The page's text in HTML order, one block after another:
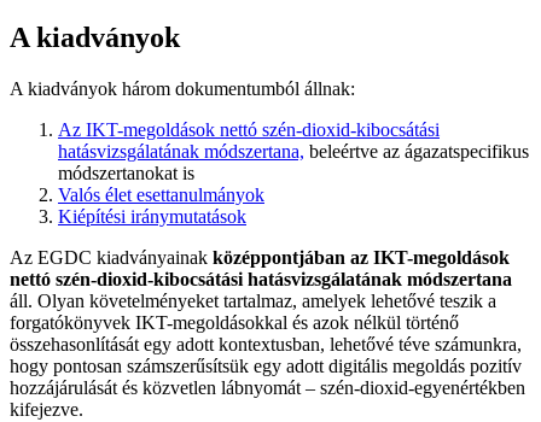
A kiadványok
A kiadványok három dokumentumból állnak:
Az IKT-megoldások nettó szén-dioxid-kibocsátási
hatásvizsgálatának módszertana, beleértve az ágazatspecifikus
módszertanokat is
Valós élet esettanulmányok
Kiépítési iránymutatások
Az EGDC kiadványainak középpontjában az IKT-megoldások
nettó szén-dioxid-kibocsátási hatásvizsgálatának módszertana
áll. Olyan követelményeket tartalmaz, amelyek lehetővé teszik a
forgatókönyvek IKT-megoldásokkal és azok nélkül történő
összehasonlítását egy adott kontextusban, lehetővé téve számunkra,
hogy pontosan számszerűsítsük egy adott digitális megoldás pozitív
hozzájárulását és közvetlen lábnyomát – szén-dioxid-egyenértékben
kifejezve.